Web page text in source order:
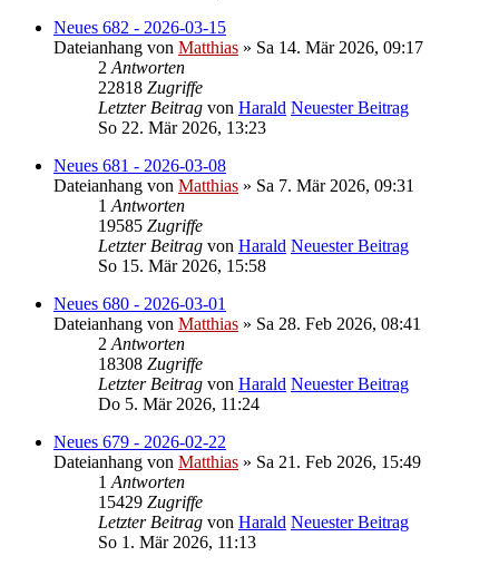
Neues 682 - 2026-03-15
Dateianhang von Matthias » Sa 14. Mär 2026, 09:17
2 Antworten
22818 Zugriffe
Letzter Beitrag von Harald Neuester Beitrag
So 22. Mär 2026, 13:23
Neues 681 - 2026-03-08
Dateianhang von Matthias » Sa 7. Mär 2026, 09:31
1 Antworten
19585 Zugriffe
Letzter Beitrag von Harald Neuester Beitrag
So 15. Mär 2026, 15:58
Neues 680 - 2026-03-01
Dateianhang von Matthias » Sa 28. Feb 2026, 08:41
2 Antworten
18308 Zugriffe
Letzter Beitrag von Harald Neuester Beitrag
Do 5. Mär 2026, 11:24
Neues 679 - 2026-02-22
Dateianhang von Matthias » Sa 21. Feb 2026, 15:49
1 Antworten
15429 Zugriffe
Letzter Beitrag von Harald Neuester Beitrag
So 1. Mär 2026, 11:13